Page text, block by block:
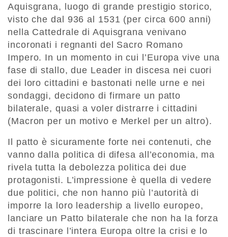
Aquisgrana, luogo di grande prestigio storico,
visto che dal 936 al 1531 (per circa 600 anni)
nella Cattedrale di Aquisgrana venivano
incoronati i regnanti del Sacro Romano
Impero. In un momento in cui l’Europa vive una
fase di stallo, due Leader in discesa nei cuori
dei loro cittadini e bastonati nelle urne e nei
sondaggi, decidono di firmare un patto
bilaterale, quasi a voler distrarre i cittadini
(Macron per un motivo e Merkel per un altro).
Il patto è sicuramente forte nei contenuti, che
vanno dalla politica di difesa all’economia, ma
rivela tutta la debolezza politica dei due
protagonisti. L’impressione è quella di vedere
due politici, che non hanno più l’autorità di
imporre la loro leadership a livello europeo,
lanciare un Patto bilaterale che non ha la forza
di trascinare l’intera Europa oltre la crisi e lo